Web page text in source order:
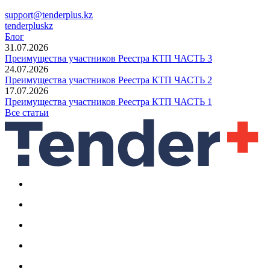
support@tenderplus.kz
tenderpluskz
Блог
31.07.2026
Преимущества участников Реестра КТП ЧАСТЬ 3
24.07.2026
Преимущества участников Реестра КТП ЧАСТЬ 2
17.07.2026
Преимущества участников Реестра КТП ЧАСТЬ 1
Все статьи